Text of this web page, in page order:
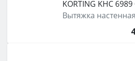
KORTING KHC 6989
Вытяжка